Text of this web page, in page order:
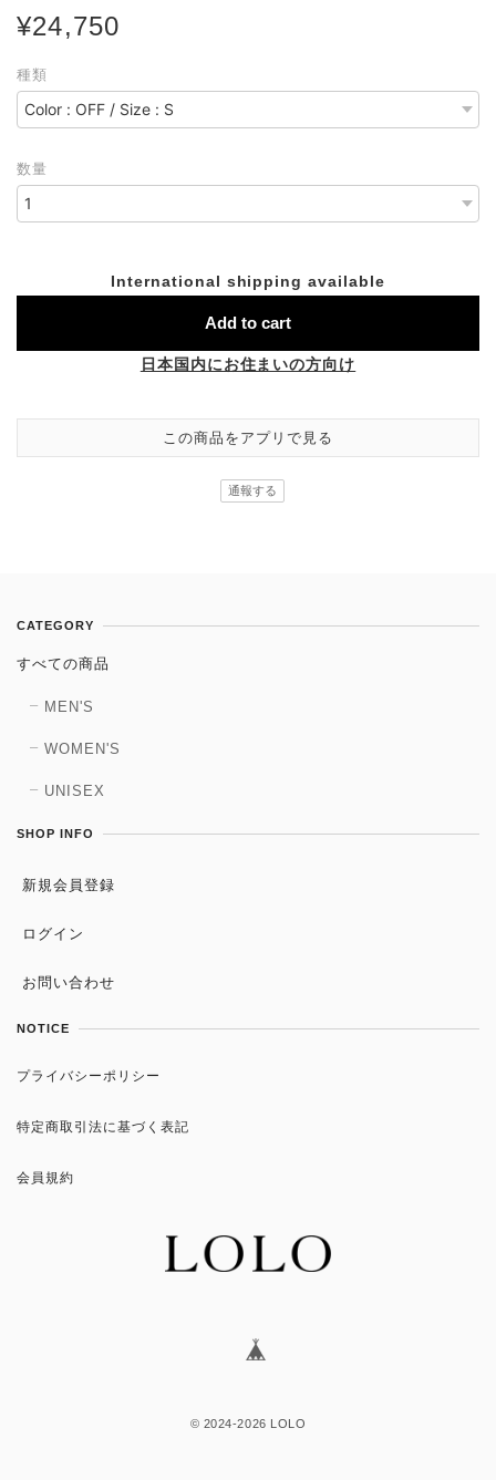
¥24,750
種類
数量
International shipping available
Add to cart
日本国内にお住まいの方向け
この商品をアプリで見る
通報する
CATEGORY
すべての商品
MEN'S
WOMEN'S
UNISEX
SHOP INFO
新規会員登録
ログイン
お問い合わせ
NOTICE
プライバシーポリシー
特定商取引法に基づく表記
会員規約
2024-2026